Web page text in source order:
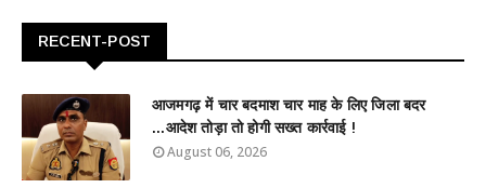
RECENT-POST
आजमगढ़ में चार बदमाश चार माह के लिए जिला बदर
...आदेश तोड़ा तो होगी सख्त कार्रवाई !
August 06, 2026